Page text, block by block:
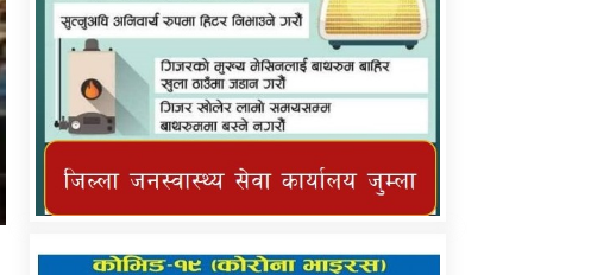
तातोपानी गाउँपालिका जुम्लाको महिनावारी